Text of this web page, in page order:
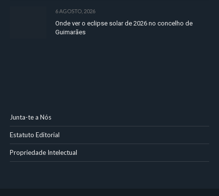
6 AGOSTO, 2026
Onde ver o eclipse solar de 2026 no concelho de
Guimarães
Junta-te a Nós
Estatuto Editorial
Propriedade Intelectual